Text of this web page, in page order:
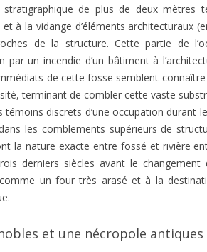
stratigraphique de plus de deux mètres
à la vidange d’éléments architecturaux
de la structure. Cette partie de
par un incendie d’un bâtiment à
de cette fosse semblent
terminant de combler cette vaste
témoins discrets d’une occupation durant
les comblements supérieurs de
la nature exacte entre fossé et rivière
derniers siècles avant le
un four très arasé et à la
et une nécropole antiques